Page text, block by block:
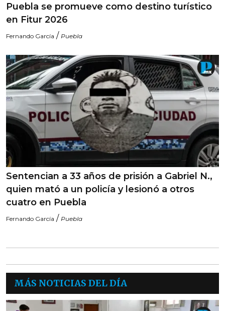
Puebla se promueve como destino turístico
en Fitur 2026
Fernando García / Puebla
Sentencian a 33 años de prisión a Gabriel N.,
quien mató a un policía y lesionó a otros
cuatro en Puebla
Fernando García / Puebla
MÁS NOTICIAS DEL DÍA